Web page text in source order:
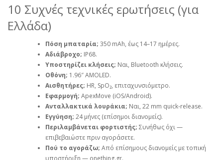
10 Συχνές τεχνικές ερωτήσεις (για
Ελλάδα)
Πόση μπαταρία; 350 mAh, έως 14–17 ημέρες.
Αδιάβροχο; IP68.
Υποστηρίζει κλήσεις; Ναι, Bluetooth κλήσεις.
Οθόνη; 1.96″ AMOLED.
Αισθητήρες; HR, SpO₂, επιταχυνσιόμετρο.
Εφαρμογή; ApexMove (iOS/Android).
Ανταλλακτικά λουράκια; Ναι, 22 mm quick‑release.
Εγγύηση; 24 μήνες (επίσημοι διανομείς).
Περιλαμβάνεται φορτιστής; Συνήθως όχι —
επιβεβαιώστε πριν αγοράσετε.
Πού το αγοράζω; Από επίσημους διανομείς με τοπική
υποστήριξη — onething.gr.